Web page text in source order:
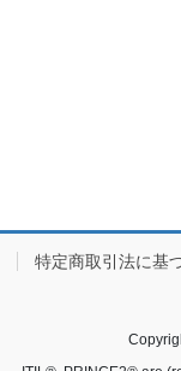
特定商取引法に基